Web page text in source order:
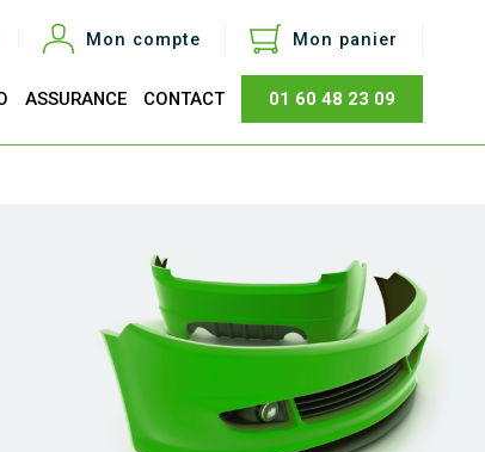
Mon compte Mon panier
ASSURANCE CONTACT 01 60 48 23 09